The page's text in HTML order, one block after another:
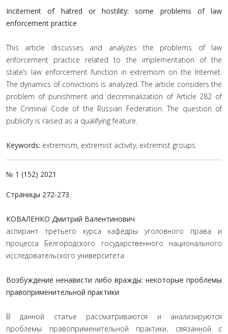
Incitement of hatred or hostility: some problems of law
enforcement practice
This article discusses and analyzes the problems of law
enforcement practice related to the implementation of the
state’s law enforcement function in extremism on the Internet.
The dynamics of convictions is analyzed. The article considers the
problem of punishment and decriminalization of Article 282 of
the Criminal Code of the Russian Federation. The question of
publicity is raised as a qualifying feature.
Keywords: extremism, extremist activity, extremist groups.
№ 1 (152) 2021
Страницы 272-273
КОВАЛЕНКО Дмитрий Валентинович
аспирант третьего курса кафедры уголовного права и
процесса Белгородского государственного национального
исследовательского университета
Возбуждение ненависти либо вражды: некоторые проблемы
правоприменительной практики
В данной статье рассматриваются и анализируются
проблемы правоприменительной практики, связанной с